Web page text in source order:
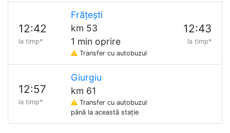
12:42
la timp*
Frățești
km 53
1 min oprire
Transfer cu autobuzul
12:43
la timp*
12:57
la timp*
Giurgiu
km 61
Transfer cu autobuzul
până la această stație